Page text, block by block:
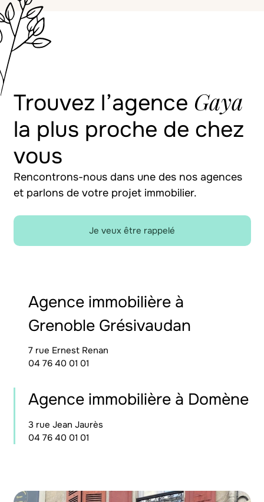
Trouvez l’agence Gaya
la plus proche de chez
vous
Rencontrons-nous dans une des nos agences
et parlons de votre projet immobilier.
Je veux être rappelé
Agence immobilière à
Grenoble Grésivaudan
7 rue Ernest Renan
04 76 40 01 01
Agence immobilière à Domène
3 rue Jean Jaurès
04 76 40 01 01